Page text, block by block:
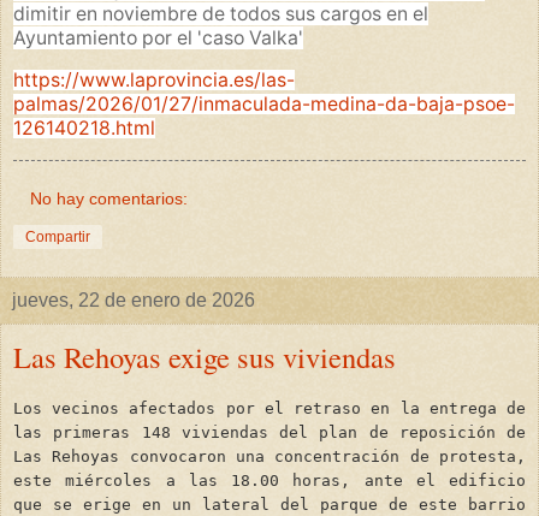
dimitir en noviembre de todos sus cargos en el
Ayuntamiento por el 'caso Valka'
https://www.laprovincia.es/las-
palmas/2026/01/27/inmaculada-medina-da-baja-psoe-
126140218.html
No hay comentarios:
Compartir
jueves, 22 de enero de 2026
Las Rehoyas exige sus viviendas
Los vecinos afectados por el retraso en la entrega de
las primeras 148 viviendas del plan de reposición de
Las Rehoyas convocaron una concentración de protesta,
este miércoles a las 18.00 horas, ante el edificio
que se erige en un lateral del parque de este barrio